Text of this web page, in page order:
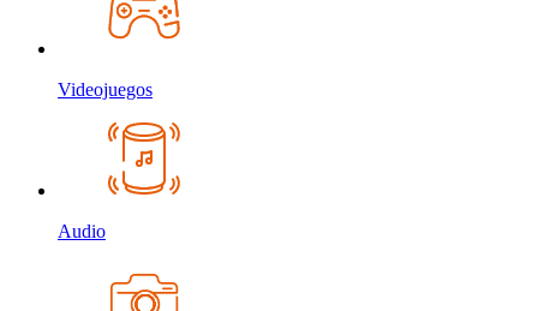
Videojuegos
Audio